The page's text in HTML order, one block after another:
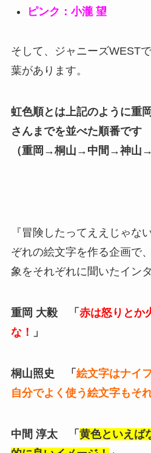
ピンク：小瀧 望
そして、ジャニーズWEST
葉があります。
虹色順とは上記のように重
さんまでを並べた順番です
（重岡→桐山→中間→神山
『冒険したってええじゃな
ぞれの絵文字を作る企画で
象をそれぞれに聞いたイン
重岡 大毅 「 赤は怒りとか
な！
」
桐山照史 「 絵文字はナイ
自分でよく使う絵文字もそ
中間 淳太 「 黄色といえば